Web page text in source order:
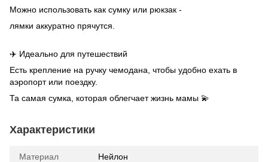
Можно использовать как сумку или рюкзак -
лямки аккуратно прячутся.
✈️ Идеально для путешествий
Есть крепление на ручку чемодана, чтобы удобно ехать в
аэропорт или поездку.
Та самая сумка, которая облегчает жизнь мамы 💫
Характеристики
Материал Нейлон